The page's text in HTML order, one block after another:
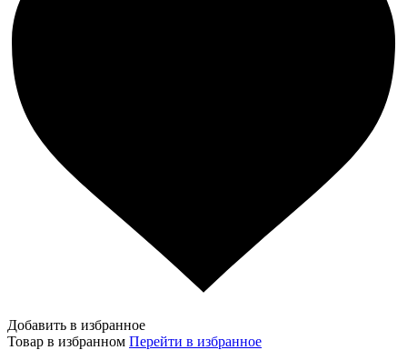
Добавить в избранное
Товар в избранном Перейти в избранное